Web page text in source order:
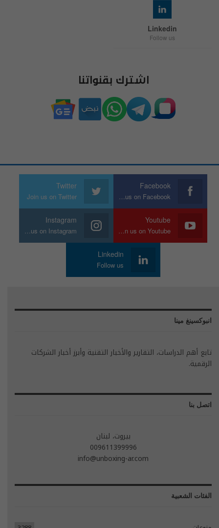
Linkedin
Follow us
اشترك بقنواتنا
Facebook
Join us on Facebook
Twitter
Join us on Twitter
Youtube
Join us on Youtube
Instagram
Join us on Instagram
Linkedin
Follow us
انبوكسينغ مينا
تابع أهم الدراسات، التقارير والأخبار التقنية وأبرز أخبار الشركات
الرقمية.
اتصل بنا
بيروت، لبنان
009611399996
info@unboxing-ar.com
الفئات الشعبية